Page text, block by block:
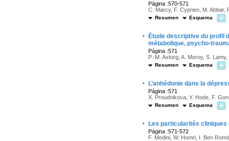
Página :570-571
C. Marcy, F. Cyprien, M. Abbar,
Resumen Esquema
·
Étude descriptive du profil
métabolique, psycho-
Página :571
P.-M. Astorg, A. Moroy, S.
Resumen Esquema
· L’anhédonie dans la
Página :571
X. Proudnikova, Y. Hode, F.
Resumen Esquema
· Les particularités
Página :571-572
F. Medini, W. Homri, I. Ben